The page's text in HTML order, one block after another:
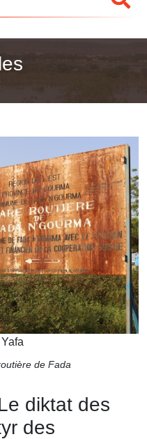
de Fada
diktat des
des